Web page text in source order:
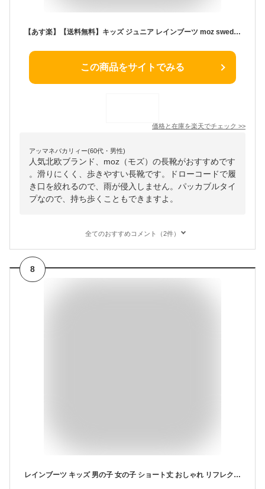
【あす楽】【送料無料】キッズ ジュニア レインブーツ moz sweden キムラ【MZ8316】キッズ ジュニア 子ども レディース 女性 親子 兄弟 姉妹 長靴 ハーフ丈 パッカブルタイプ ドローコード 完全防水 滑りにくい 歩きやすい 携帯 持ち歩き□mz8316□
この商品をサイトでみる
価格と在庫を楽天でチェック >>
アッマネバカリィー(60代・男性)
人気北欧ブランド、moz（モズ）の長靴がおすすめです
。滑りにくく、歩きやすい長靴です。ドローコードで履
き口を絞れるので、雨が侵入しません。パッカブルタイ
プなので、持ち歩くこともできますよ。
全てのおすすめコメント（2件）
8
レインブーツ キッズ 男の子 女の子 ショート丈 おしゃれ リフレクター ネームタグ 長靴 子供 反射プレート 滑り止め 軽量 柔らかい 歩きやすい 入園 入学 新学期 履きやすい 雨 雪 冬 防水 かわいい ケンケンパ|sale|